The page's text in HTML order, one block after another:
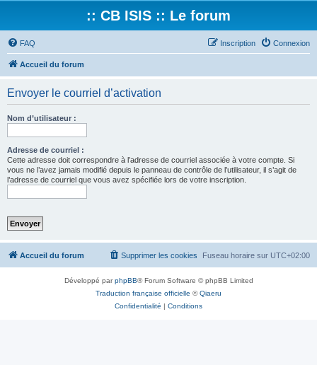
:: CB ISIS :: Le forum
FAQ Connexion
Inscription
Accueil du forum
Envoyer le courriel d’activation
Nom d’utilisateur :
Adresse de courriel :
Cette adresse doit correspondre à l’adresse de courriel associée à votre compte. Si
vous ne l’avez jamais modifié depuis le panneau de contrôle de l’utilisateur, il s’agit de
l’adresse de courriel que vous avez spécifiée lors de votre inscription.
Accueil du forum Fuseau horaire sur UTC+02:00
Supprimer les cookies
Développé parphpBB® Forum Software © phpBB Limited
Traduction française officielle ©Qiaeru
Confidentialité | Conditions